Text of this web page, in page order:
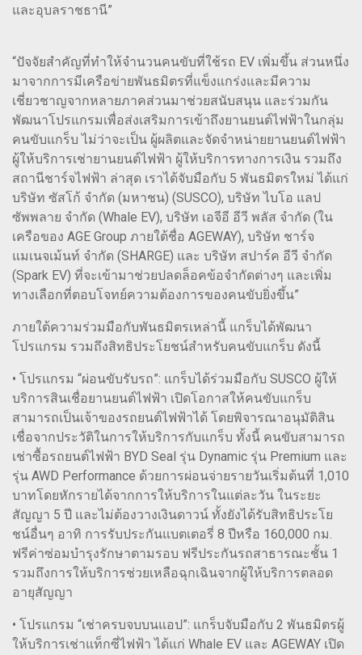
และอุบลราชธานี”
“ปัจจัยสำคัญที่ทำให้จำนวนคนขับที่ใช้รถ EV เพิ่มขึ้น ส่วนหนึ่ง
มาจากการมีเครือข่ายพันธมิตรที่แข็งแกร่งและมีความ
เชี่ยวชาญจากหลายภาคส่วนมาช่วยสนับสนุน และร่วมกัน
พัฒนาโปรแกรมเพื่อส่งเสริมการเข้าถึงยานยนต์ไฟฟ้าในกลุ่ม
คนขับแกร็บ ไม่ว่าจะเป็น ผู้ผลิตและจัดจำหน่ายยานยนต์ไฟฟ้า
ผู้ให้บริการเช่ายานยนต์ไฟฟ้า ผู้ให้บริการทางการเงิน รวมถึง
สถานีชาร์จไฟฟ้า ล่าสุด เราได้จับมือกับ 5 พันธมิตรใหม่ ได้แก่
บริษัท ซัสโก้ จำกัด (มหาชน) (SUSCO), บริษัท ไบโอ แลป
ซัพพลาย จำกัด (Whale EV), บริษัท เอจีอี อีวี พลัส จำกัด (ใน
เครือของ AGE Group ภายใต้ชื่อ AGEWAY), บริษัท ชาร์จ
แมเนจเม้นท์ จำกัด (SHARGE) และ บริษัท สปาร์ค อีวี จำกัด
(Spark EV) ที่จะเข้ามาช่วยปลดล็อคข้อจำกัดต่างๆ และเพิ่ม
ทางเลือกที่ตอบโจทย์ความต้องการของคนขับยิ่งขึ้น”
ภายใต้ความร่วมมือกับพันธมิตรเหล่านี้ แกร็บได้พัฒนา
โปรแกรม รวมถึงสิทธิประโยชน์สำหรับคนขับแกร็บ ดังนี้
• โปรแกรม “ผ่อนขับรับรถ”: แกร็บได้ร่วมมือกับ SUSCO ผู้ให้
บริการสินเชื่อยานยนต์ไฟฟ้า เปิดโอกาสให้คนขับแกร็บ
สามารถเป็นเจ้าของรถยนต์ไฟฟ้าได้ โดยพิจารณาอนุมัติสิน
เชื่อจากประวัติในการให้บริการกับแกร็บ ทั้งนี้ คนขับสามารถ
เช่าซื้อรถยนต์ไฟฟ้า BYD Seal รุ่น Dynamic รุ่น Premium และ
รุ่น AWD Performance ด้วยการผ่อนจ่ายรายวันเริ่มต้นที่ 1,010
บาทโดยหักรายได้จากการให้บริการในแต่ละวัน ในระยะ
สัญญา 5 ปี และไม่ต้องวางเงินดาวน์ ทั้งยังได้รับสิทธิประโย
ชน์อื่นๆ อาทิ การรับประกันแบตเตอรี่ 8 ปีหรือ 160,000 กม.
ฟรีค่าซ่อมบำรุงรักษาตามรอบ ฟรีประกันรถสาธารณะชั้น 1
รวมถึงการให้บริการช่วยเหลือฉุกเฉินจากผู้ให้บริการตลอด
อายุสัญญา
• โปรแกรม “เช่าครบจบบนแอป”: แกร็บจับมือกับ 2 พันธมิตรผู้
ให้บริการเช่าแท็กซี่ไฟฟ้า ได้แก่ Whale EV และ AGEWAY เปิด